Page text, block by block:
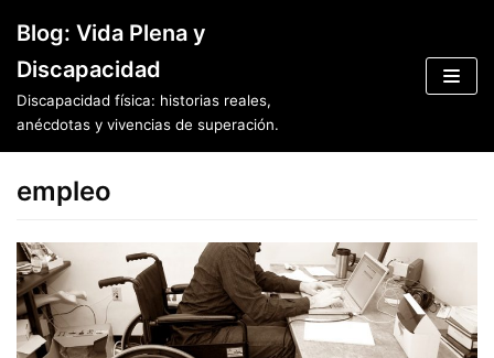
Saltar
al
contenido
Blog: Vida Plena y
Discapacidad
Discapacidad física: historias reales,
anécdotas y vivencias de superación.
empleo